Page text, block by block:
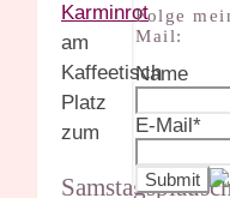
Karminrot
am
Kaffeetisch
Platz
zum
Folge
Mail:
Name
E-Mail*